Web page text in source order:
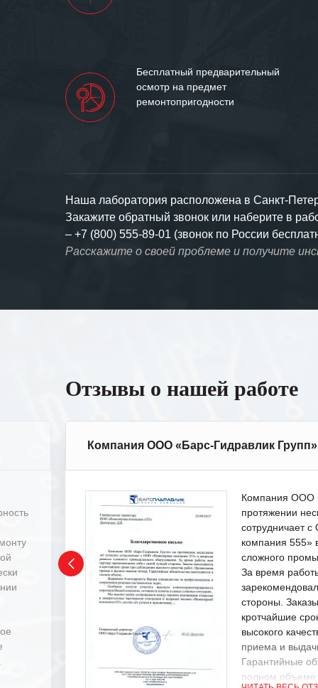
Бесплатный предварительный
осмотр на предмет
ремонтопригодности
Наша лаборатория расположена в Санкт-
Закажите обратный звонок или наберите в
– +7 (800) 555-89-01 (звонок по России
Расскажите о своей проблеме и получите
Отзывы о нашей работе
Компания ООО «Барс-Гидравлик Групп»
Компания ООО
протяжении
сотрудничает
компания 555»
сложного
За время
стороны.
кротчайшие
высокого
приема и
Гарантийные
полном объеме.